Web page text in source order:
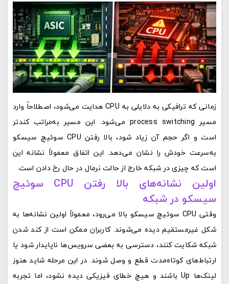
زمانی که ترافیکی به دلایلی به CPU هدایت می‌شود، اصطلاحاً وارد
مسیر process switching می‌شود. این مسیر به‌مراتب کندتر
است و اگر حجم آن زیاد شود، بالا رفتن CPU سوئیچ سیسکو
به‌سرعت خودش را نشان می‌دهد. این اتفاق معمولاً نشانه این
است که چیزی در شبکه خارج از حالت نرمال در حال رخ دادن است.
اولین نشانه‌های بالا رفتن CPU سوئیچ
سیسکو در شبکه
وقتی CPU سوئیچ سیسکو بالا می‌رود، معمولاً اولین نشانه‌ها به
شکل غیرمستقیم دیده می‌شوند. کاربران ممکن است از کند شدن
شبکه شکایت کنند، دسترسی به بعضی سرویس‌ها ناپایدار شود یا
ارتباط‌های کوتاه‌مدت قطع و وصل شوند. در این مرحله شاید هنوز
لینک‌ها Up باشند و هیچ خطای فیزیکی دیده نشود، اما تجربه